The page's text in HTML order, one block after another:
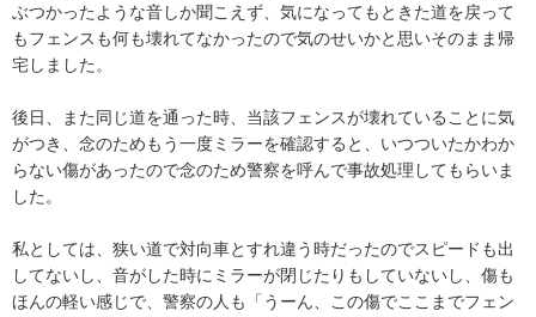
ぶつかったような音しか聞こえず、気になってもときた道を戻って
もフェンスも何も壊れてなかったので気のせいかと思いそのまま帰
宅しました。
後日、また同じ道を通った時、当該フェンスが壊れていることに気
がつき、念のためもう一度ミラーを確認すると、いつついたかわか
らない傷があったので念のため警察を呼んで事故処理してもらいま
した。
私としては、狭い道で対向車とすれ違う時だったのでスピードも出
してないし、音がした時にミラーが閉じたりもしていないし、傷も
ほんの軽い感じで、警察の人も「うーん、この傷でここまでフェン